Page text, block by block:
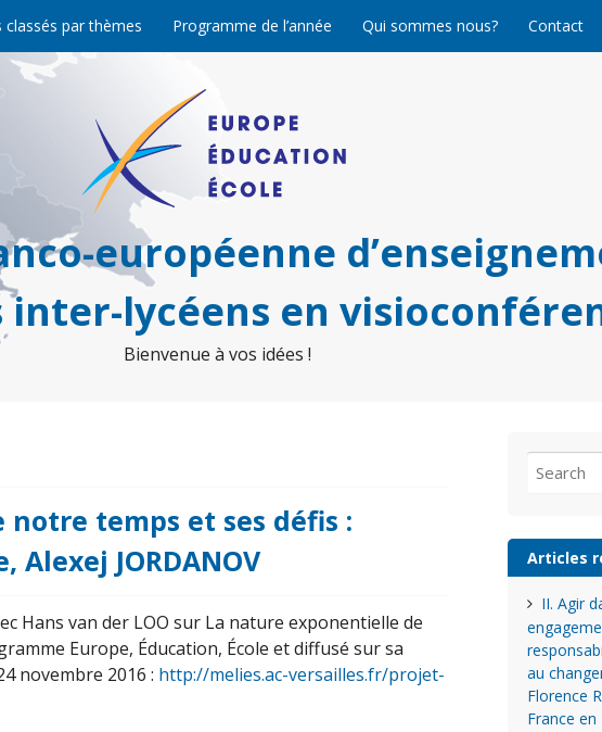
classés par thèmes Programme de l’année Qui sommes nous? Contact
européenne
inter-lycéens en
Bienvenue à vos idées !
temps et ses défis :
JORDANOV
Hans van der LOO sur La nature exponentielle de
Europe, Éducation, École et diffusé sur sa
novembre 2016 : http://melies.ac-versailles.fr/projet-
for:
Articles
II. Agir
au
Florence
France